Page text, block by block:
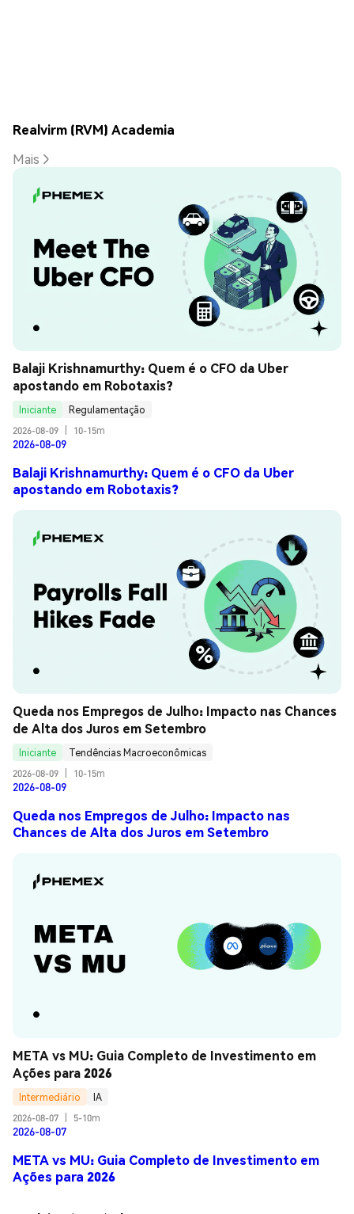
Realvirm (RVM) Academia
Mais
Balaji Krishnamurthy: Quem é o CFO da Uber
apostando em Robotaxis?
Iniciante
Regulamentação
2026-08-09
10-15m
2026-08-09
Balaji Krishnamurthy: Quem é o CFO da Uber
apostando em Robotaxis?
Queda nos Empregos de Julho: Impacto nas Chances
de Alta dos Juros em Setembro
Iniciante
Tendências Macroeconômicas
2026-08-09
10-15m
2026-08-09
Queda nos Empregos de Julho: Impacto nas
Chances de Alta dos Juros em Setembro
META vs MU: Guia Completo de Investimento em
Ações para 2026
Intermediário
IA
2026-08-07
5-10m
2026-08-07
META vs MU: Guia Completo de Investimento em
Ações para 2026